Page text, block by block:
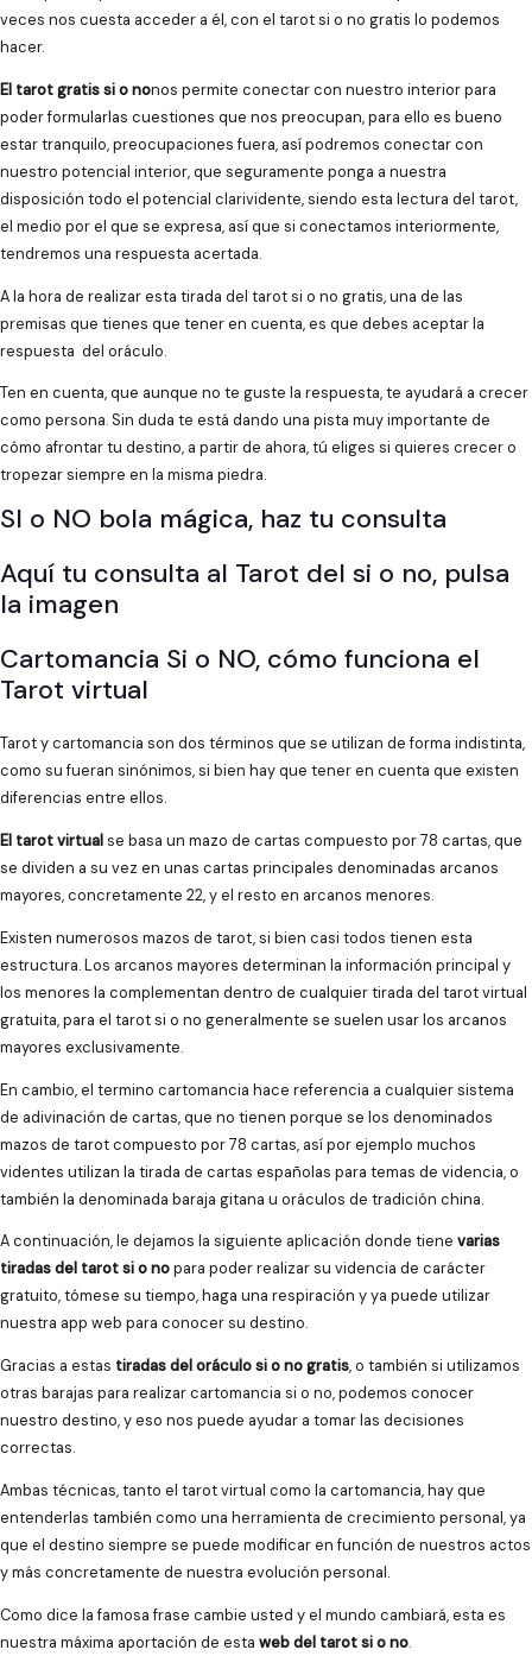
veces nos cuesta acceder a él, con el tarot si o no gratis lo podemos
hacer.
El tarot gratis si o nonos permite conectar con nuestro interior para
poder formularlas cuestiones que nos preocupan, para ello es bueno
estar tranquilo, preocupaciones fuera, así podremos conectar con
nuestro potencial interior, que seguramente ponga a nuestra
disposición todo el potencial clarividente, siendo esta lectura del tarot,
el medio por el que se expresa, así que si conectamos interiormente,
tendremos una respuesta acertada.
A la hora de realizar esta tirada del tarot si o no gratis, una de las
premisas que tienes que tener en cuenta, es que debes aceptar la
respuesta del oráculo.
Ten en cuenta, que aunque no te guste la respuesta, te ayudará a crecer
como persona. Sin duda te está dando una pista muy importante de
cómo afrontar tu destino, a partir de ahora, tú eliges si quieres crecer o
tropezar siempre en la misma piedra.
SI o NO bola mágica, haz tu consulta
Aquí tu consulta al Tarot del si o no, pulsa
la imagen
Cartomancia Si o NO, cómo funciona el
Tarot virtual
Tarot y cartomancia son dos términos que se utilizan de forma indistinta,
como su fueran sinónimos, si bien hay que tener en cuenta que existen
diferencias entre ellos.
El tarot virtualse basa un mazo de cartas compuesto por 78 cartas, que
se dividen a su vez en unas cartas principales denominadas arcanos
mayores, concretamente 22, y el resto en arcanos menores.
Existen numerosos mazos de tarot, si bien casi todos tienen esta
estructura. Los arcanos mayores determinan la información principal y
los menores la complementan dentro de cualquier tirada del tarot virtual
gratuita, para el tarot si o no generalmente se suelen usar los arcanos
mayores exclusivamente.
En cambio, el termino cartomancia hace referencia a cualquier sistema
de adivinación de cartas, que no tienen porque se los denominados
mazos de tarot compuesto por 78 cartas, así por ejemplo muchos
videntes utilizan la tirada de cartas españolas para temas de videncia, o
también la denominada baraja gitana u oráculos de tradición china.
A continuación, le dejamos la siguiente aplicación donde tiene varias
tiradas del tarot si o nopara poder realizar su videncia de carácter
gratuito, tómese su tiempo, haga una respiración y ya puede utilizar
nuestra app web para conocer su destino.
Gracias a estas tiradas del oráculo si o no gratis, o también si utilizamos
otras barajas para realizar cartomancia si o no, podemos conocer
nuestro destino, y eso nos puede ayudar a tomar las decisiones
correctas.
Ambas técnicas, tanto el tarot virtual como la cartomancia, hay que
entenderlas también como una herramienta de crecimiento personal, ya
que el destino siempre se puede modificar en función de nuestros actos
y más concretamente de nuestra evolución personal.
Como dice la famosa frase cambie usted y el mundo cambiará, esta es
nuestra máxima aportación de esta web del tarot si o no.